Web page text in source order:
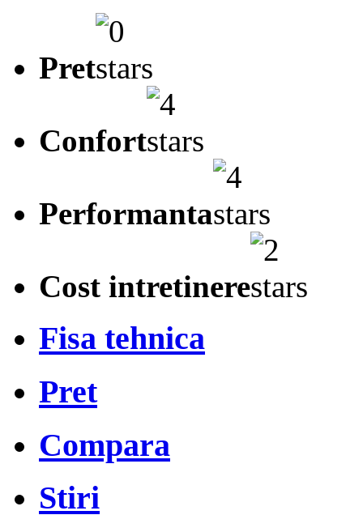
Pret
Confort
Performanta
Cost intretinere
Fisa tehnica
Pret
Compara
Stiri